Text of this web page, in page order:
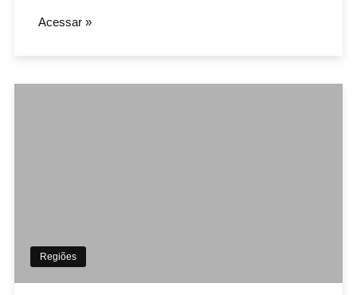
Acessar »
Regiões